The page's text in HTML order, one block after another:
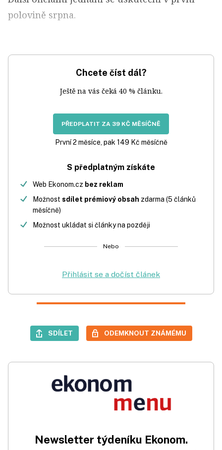
polovině srpna.
Chcete číst dál?
Ještě na vás čeká 40 % článku.
PŘEDPLATIT ZA 39 KČ MĚSÍČNĚ
První 2 měsíce, pak 149 Kč měsíčně
S předplatným získáte
Web Ekonom.cz bez reklam
Možnost sdílet prémiový obsah zdarma (5 článků
měsíčně)
Možnost ukládat si články na později
Nebo
Přihlásit se a dočíst článek
SDÍLET ODEMKNOUT ZNÁMÉMU
Newsletter týdeníku Ekonom.